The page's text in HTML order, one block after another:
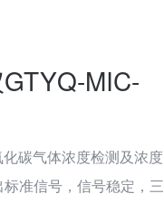
MIC-
碳气体浓度检测及浓度
准信号，信号稳定，三